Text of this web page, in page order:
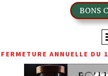
BONS
FERMETURE ANNUELLE DU